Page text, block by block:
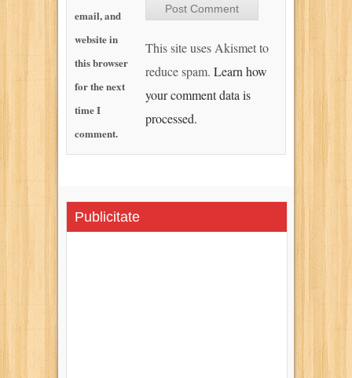
email, and
website in
this browser
for the next
time I
comment.
This site uses Akismet to
reduce spam. Learn how
your comment data is
processed.
Publicitate